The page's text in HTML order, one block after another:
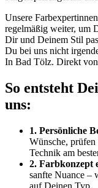
Unsere
regelmäßig weiter, um
Dir und Deinem Stil
Du bei uns nicht
In Bad Tölz. Direkt
So entsteht
uns:
1. Persönliche
Wünsche,
Technik am
2. Farbkonzept
sanfte Nuance –